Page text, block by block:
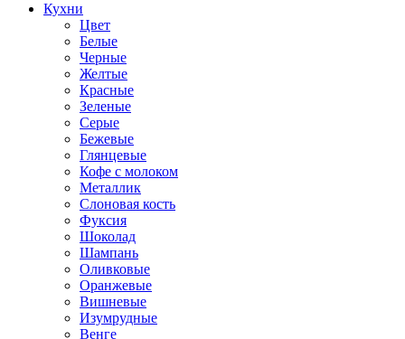
Кухни
Цвет
Белые
Черные
Желтые
Красные
Зеленые
Серые
Бежевые
Глянцевые
Кофе с молоком
Металлик
Слоновая кость
Фуксия
Шоколад
Шампань
Оливковые
Оранжевые
Вишневые
Изумрудные
Венге